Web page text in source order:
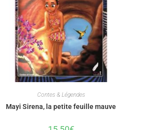
Contes & Légendes
Mayi Sirena, la petite feuille mauve